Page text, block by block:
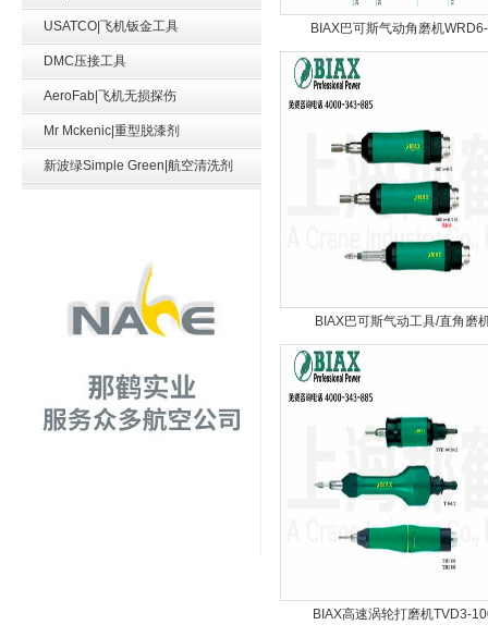
USATCO|飞机钣金工具
DMC压接工具
AeroFab|飞机无损探伤
Mr Mckenic|重型脱漆剂
新波绿Simple Green|航空清洗剂
BIAX巴可斯气动角磨机
BIAX巴可斯气动工具/直角磨
BIAX高速涡轮打磨机TVD3-